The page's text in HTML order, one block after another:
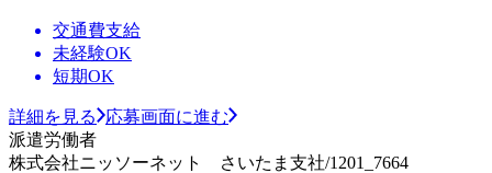
交通費支給
未経験OK
短期OK
詳細を見る
応募画面に進む
派遣労働者
株式会社ニッソーネット さいたま支社/1201_7664